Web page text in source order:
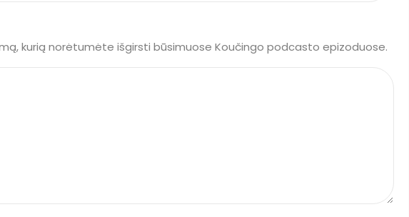
kurią norėtumėte išgirsti būsimuose Koučingo podcasto epizoduose.